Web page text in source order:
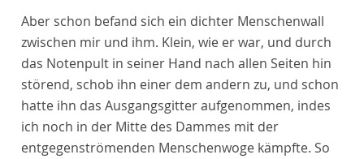
Aber schon befand sich ein dichter Menschenwall
zwischen mir und ihm. Klein, wie er war, und durch
das Notenpult in seiner Hand nach allen Seiten hin
störend, schob ihn einer dem andern zu, und schon
hatte ihn das Ausgangsgitter aufgenommen, indes
ich noch in der Mitte des Dammes mit der
entgegenströmenden Menschenwoge kämpfte. So